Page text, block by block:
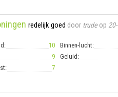
redelijk goed door trude op
10 Binnen-lucht:
9 Geluid:
7